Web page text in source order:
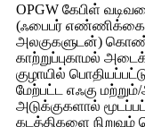
OPGW கேபிள்
(ஃபைபர்
அலகுகளுடன்)
காற்றுப்புகாமல்
குழாயில்
மேற்பட்ட எஃகு
அடுக்குகளால்
கடத்திகளை